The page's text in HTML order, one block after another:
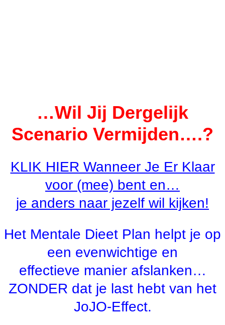
…Wil Jij Dergelijk
Scenario Vermijden….?
KLIK HIER Wanneer Je Er Klaar
voor (mee) bent en…
je anders naar jezelf wil kijken!
Het Mentale Dieet Plan helpt je op
een evenwichtige en
effectieve manier afslanken…
ZONDER dat je last hebt van het
JoJO-Effect.